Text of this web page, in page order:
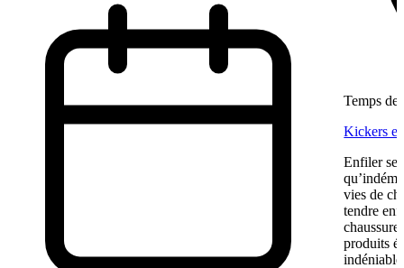
Temps de
Kickers
Enfiler
vies de
tendre
produits